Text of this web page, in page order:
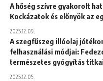
A hőség szívre gyakorolt
Kockázatok és előnyök az
2025.12.09.
A szegfűszeg illóolaj
felhasználási módjai:
természetes gyógyítás
2025.12.05.